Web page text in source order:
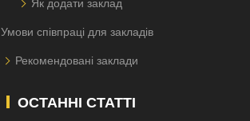
Як додати заклад
Умови співпраці для закладів
Рекомендовані заклади
ОСТАННІ СТАТТІ